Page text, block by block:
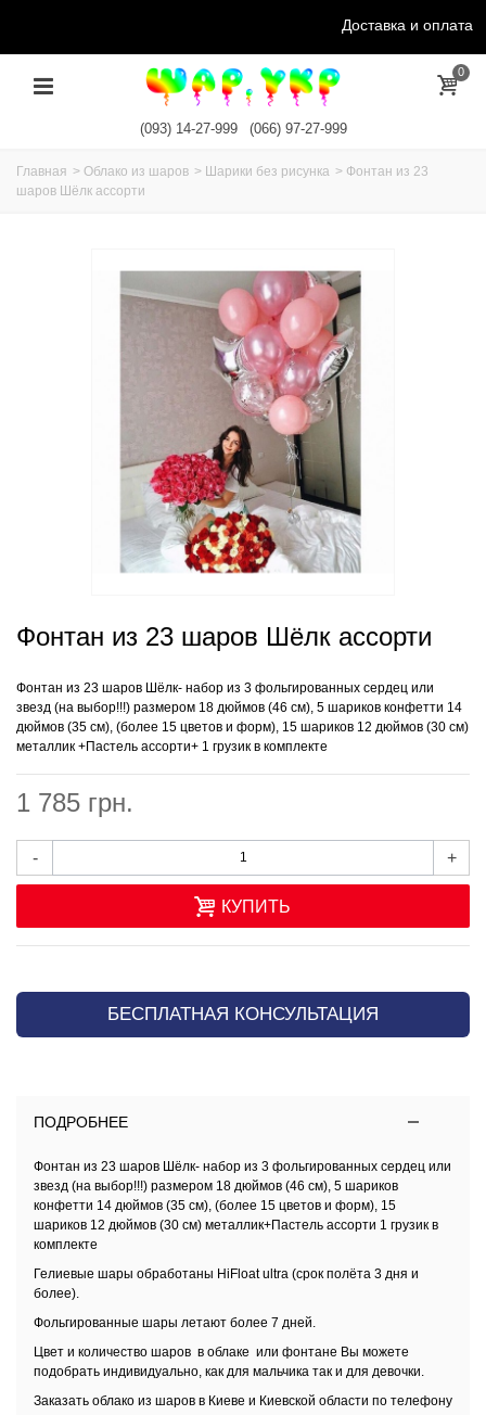
Доставка и оплата
0
(093) 14-27-999 (066) 97-27-999
Главная > Облако из шаров > Шарики без рисунка > Фонтан из 23
шаров Шёлк ассорти
Фонтан из 23 шаров Шёлк ассорти
Фонтан из 23 шаров Шёлк- набор из 3 фольгированных сердец или
звезд (на выбор!!!) размером 18 дюймов (46 см) , 5 шариков конфетти 14
дюймов (35 см), (более 15 цветов и форм), 15 шариков 12 дюймов (30 см)
металлик +Пастель ассорти+ 1 грузик в комплекте
1 785 грн.
- +
КУПИТЬ
БЕСПЛАТНАЯ КОНСУЛЬТАЦИЯ
ПОДРОБНЕЕ
Фонтан из 23 шаров Шёлк- набор из 3 фольгированных сердец или
звезд (на выбор!!!) размером 18 дюймов (46 см), 5 шариков
конфетти 14 дюймов (35 см), (более 15 цветов и форм), 15
шариков 12 дюймов (30 см) металлик+Пастель ассорти 1 грузик в
комплекте
Гелиевые шары обработаны HiFloat ultra (срок полёта 3 дня и
более).
Фольгированные шары летают более 7 дней.
Цвет и количество шаров в облаке или фонтане Вы можете
подобрать индивидуально, как для мальчика так и для девочки.
Заказать облако из шаров в Киеве и Киевской области по телефону